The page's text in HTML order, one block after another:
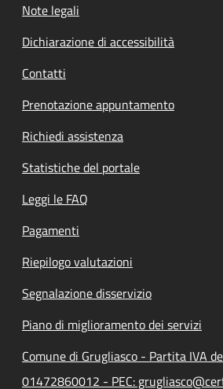
Note legali
Dichiarazione di accessibilità
Contatti
Prenotazione appuntamento
Richiedi assistenza
Statistiche del portale
Leggi le FAQ
Pagamenti
Riepilogo valutazioni
Segnalazione disservizio
Piano di miglioramento dei servizi
Comune di Grugliasco - Partita IVA
01472860012 - PEC: